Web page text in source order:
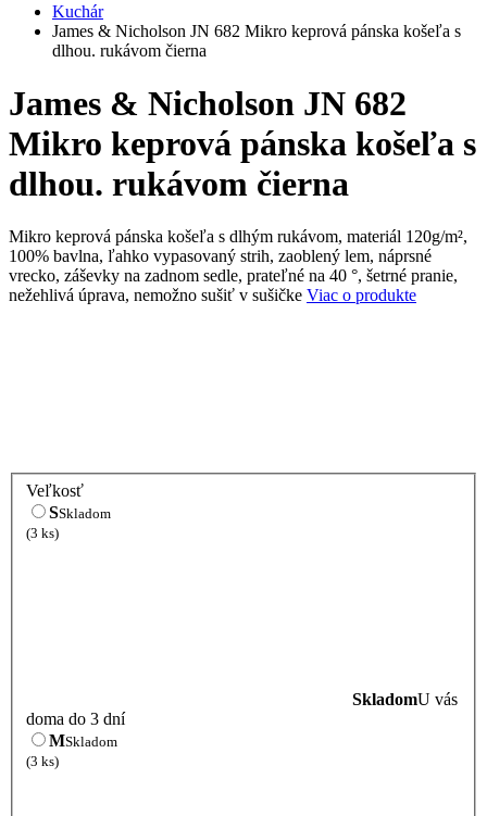
Kuchár
James & Nicholson JN 682 Mikro keprová pánska košeľa s
dlhou. rukávom čierna
James & Nicholson JN 682
Mikro keprová pánska košeľa s
dlhou. rukávom čierna
Mikro keprová pánska košeľa s dlhým rukávom, materiál 120g/m²,
100% bavlna, ľahko vypasovaný strih, zaoblený lem, náprsné
vrecko, záševky na zadnom sedle, prateľné na 40 °, šetrné pranie,
nežehlivá úprava, nemožno sušiť v sušičke Viac o produkte
Veľkosť
SSkladom
(3 ks)
SkladomU vás
doma do 3 dní
MSkladom
(3 ks)